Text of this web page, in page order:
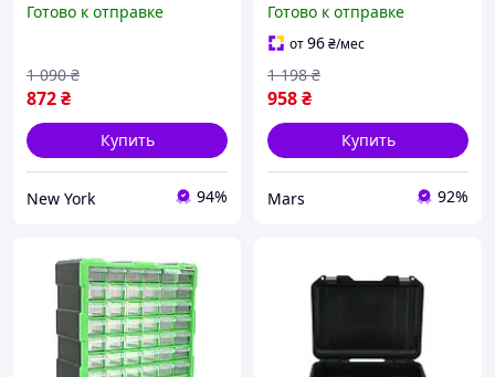
внешний 342x275x125мм
315x235x115мм newyork
Готово к отправке
872₴
1 090 ₴
Купить
New York 94%
Готово к отправке
от96₴/мес
958₴
1 198 ₴
Купить
Mars 92%